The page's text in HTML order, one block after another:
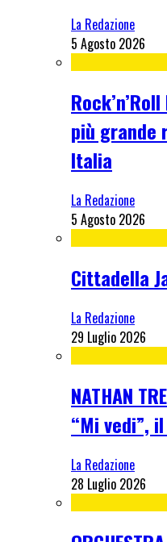
La Redazione
5 Agosto 2026
più grande
Italia
La Redazione
5 Agosto 2026
Cittadella
La Redazione
29 Luglio 2026
NATHAN
“Mi vedi”,
La Redazione
28 Luglio 2026